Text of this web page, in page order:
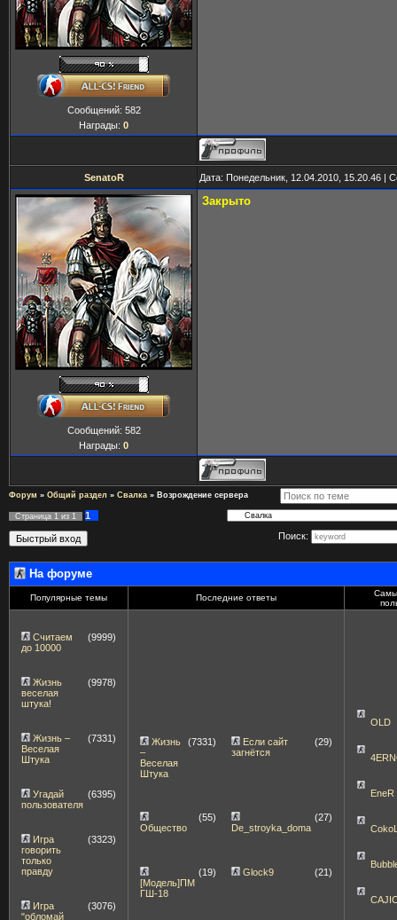
Сообщений: 582
Награды: 0
SenatoR Дата: Понедельник, 12.04.2010, 15.20.46 |
Сообщений: 582
Награды: 0
Закрыто
Форум » Общий раздел » Свалка » Возрождение сервера
Страница 1 из 1
1
Поиск:
На форуме
Популярные темы Последние ответы
Считаем
до 10000
(9999)
Жизнь
веселая
штука!
(9978)
Жизнь –
Веселая
Штука
(7331)
Угадай
пользователя
(6395)
Игра
говорить
только
правду
(3323)
Игра
"обломай
(3076)
Жизнь
–
Веселая
Штука
(7331)
Если сайт
загнётся
(29)
Общество
(55)
De_stroyka_doma
(27)
[Модель]ПМ
ГШ-18
(19) Glock9 (21)
OLD
EneR